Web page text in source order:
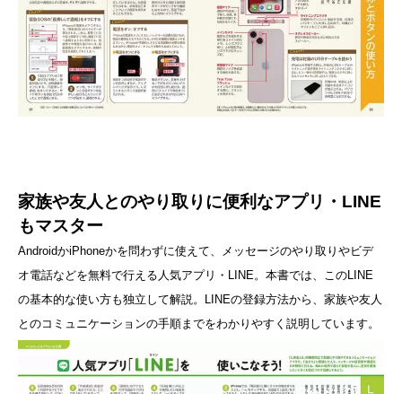
家族や友人とのやり取りに便利なアプリ・LINE
もマスター
AndroidかiPhoneかを問わずに使えて、メッセージのやり取りやビデ
オ電話などを無料で行える人気アプリ・LINE。本書では、このLINE
の基本的な使い方も独立して解説。LINEの登録方法から、家族や友人
とのコミュニケーションの手順までをわかりやすく説明しています。